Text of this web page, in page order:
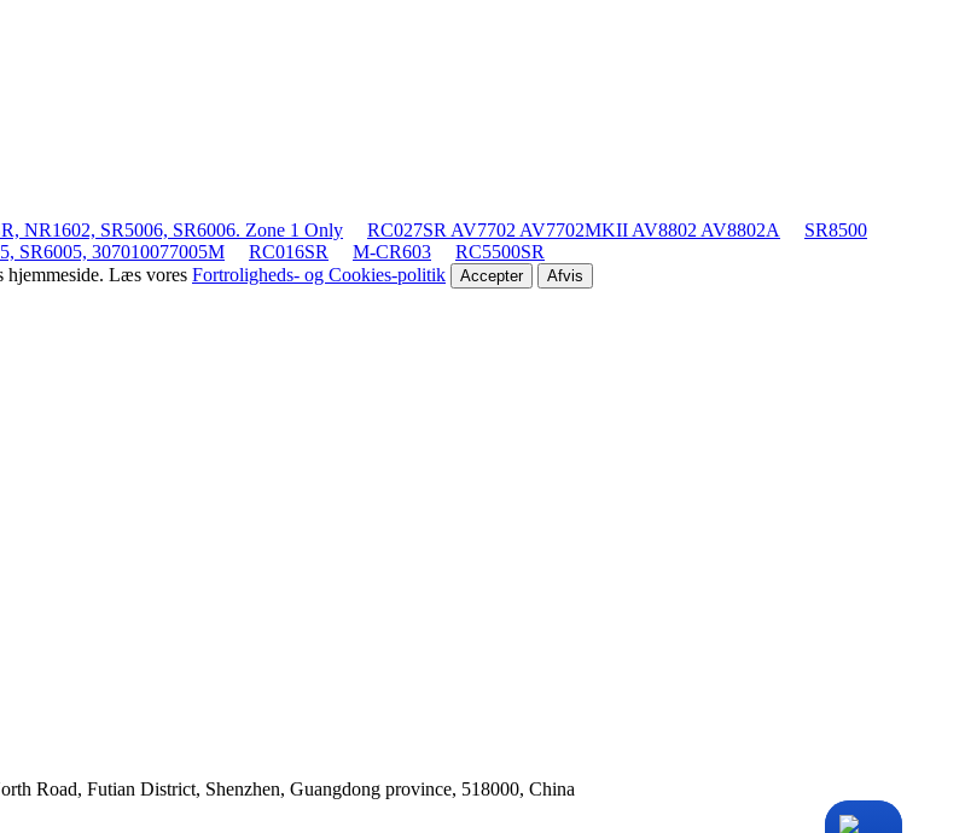
NR1602, SR5006, SR6006. Zone 1 Only RC027SR AV7702 AV7702MKII AV8802 AV8802A
SR8500
SR6005, 307010077005M RC016SR M-CR603
RC5500SR
hjemmeside. Læs vores Fortroligheds- og Cookies-politik Accepter Afvis
Road, Futian District, Shenzhen, Guangdong province, 518000, China